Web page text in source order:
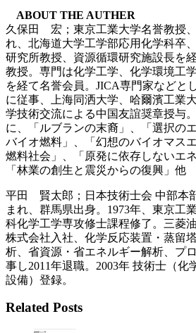
ABOUT THE AUTHER
久保田 宏；東京工業大学名誉教授、
れ、北海道大学工学部応用化学科卒
研究所教授、資源循環研究施設長を
教授。専門は化学工学、化学環境工
を経て名誉会員。JICA専門家などと
に従事、上海同洒大学、哈爾濱工業
学技術交流による中国友誼奨章授与
に、「ルブランの末裔」、「選択の
バイオ燃料」、「幻想のバイオマス
燃料社会」、「原発に依存しないエ
「林業の創生と震災からの復興」他
平田 賢太郎；日本技術士会 中部本
まれ、群馬県出身。1973年、東京工
科化学工学専攻修士課程修了。三菱
株式会社入社、化学反応装置・蒸留
析、省資源・省エネルギー解析、プ
事し2011年退職。2003年 技術士（化
設備）登録。
Related Posts